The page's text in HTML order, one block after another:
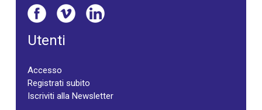
Utenti
Accesso
Registrati subito
Iscriviti alla Newsletter